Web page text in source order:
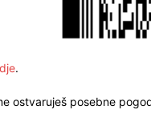
.
ostvaruješ posebne